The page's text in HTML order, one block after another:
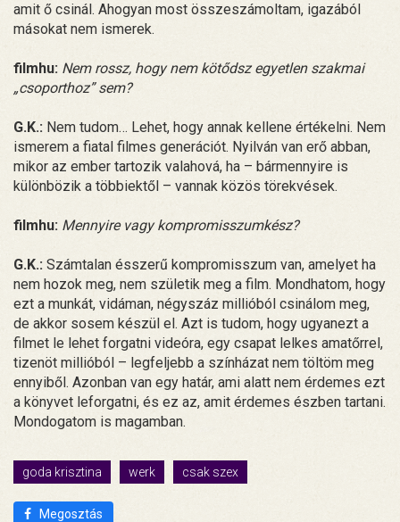
amit ő csinál. Ahogyan most összeszámoltam, igazából
másokat nem ismerek.
filmhu: Nem rossz, hogy nem kötődsz egyetlen szakmai
„csoporthoz” sem?
G.K.: Nem tudom… Lehet, hogy annak kellene értékelni. Nem
ismerem a fiatal filmes generációt. Nyilván van erő abban,
mikor az ember tartozik valahová, ha – bármennyire is
különbözik a többiektől – vannak közös törekvések.
filmhu: Mennyire vagy kompromisszumkész?
G.K.: Számtalan ésszerű kompromisszum van, amelyet ha
nem hozok meg, nem születik meg a film. Mondhatom, hogy
ezt a munkát, vidáman, négyszáz millióból csinálom meg,
de akkor sosem készül el. Azt is tudom, hogy ugyanezt a
filmet le lehet forgatni videóra, egy csapat lelkes amatőrrel,
tizenöt millióból – legfeljebb a színházat nem töltöm meg
ennyiből. Azonban van egy határ, ami alatt nem érdemes ezt
a könyvet leforgatni, és ez az, amit érdemes észben tartani.
Mondogatom is magamban.
goda krisztina werk csak szex
Megosztás